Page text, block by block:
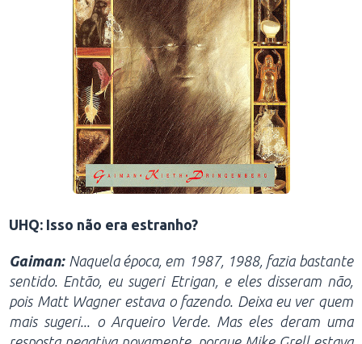
UHQ: Isso não era estranho?
Gaiman:Naquela época, em 1987, 1988, fazia bastante
sentido. Então, eu sugeri Etrigan, e eles disseram não,
pois Matt Wagner estava o fazendo. Deixa eu ver quem
mais sugeri... o Arqueiro Verde. Mas eles deram uma